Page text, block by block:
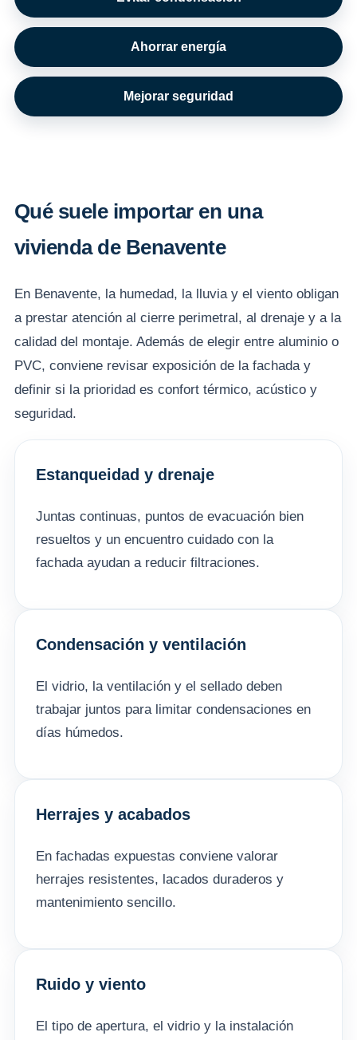
Ahorrar energía
Mejorar seguridad
Qué suele importar en una
vivienda de Benavente
En Benavente, la humedad, la lluvia y el viento obligan
a prestar atención al cierre perimetral, al drenaje y a la
calidad del montaje. Además de elegir entre aluminio o
PVC, conviene revisar exposición de la fachada y
definir si la prioridad es confort térmico, acústico y
seguridad.
Estanqueidad y drenaje
Juntas continuas, puntos de evacuación bien
resueltos y un encuentro cuidado con la
fachada ayudan a reducir filtraciones.
Condensación y ventilación
El vidrio, la ventilación y el sellado deben
trabajar juntos para limitar condensaciones en
días húmedos.
Herrajes y acabados
En fachadas expuestas conviene valorar
herrajes resistentes, lacados duraderos y
mantenimiento sencillo.
Ruido y viento
El tipo de apertura, el vidrio y la instalación